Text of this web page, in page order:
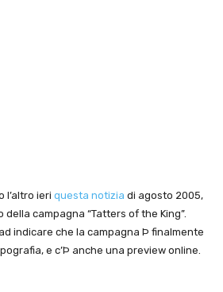
l’altro ieri questa notizia di agosto 2005,
della campagna “Tatters of the King”.
indicare che la campagna Þ finalmente
e c’Þ anche una preview online.